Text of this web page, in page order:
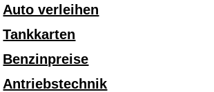
Auto verleihen
Tankkarten
Benzinpreise
Antriebstechnik